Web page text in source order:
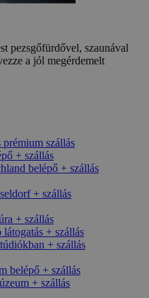
pezsgőfürdővel, szaunával
a jól megérdemelt
szállás
+ szállás
belépő + szállás
+ szállás
+ szállás
+ szállás
+ szállás
belépő + szállás
+ szállás